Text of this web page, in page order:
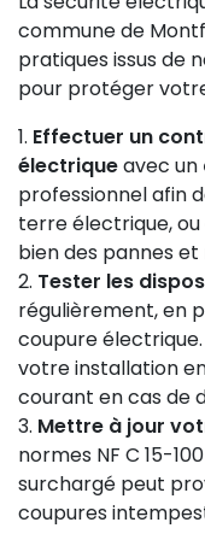
commune de
pratiques issus de
pour protéger
Effectuer un
électriqueavec un
professionnel afin
terre électrique,
bien des pannes et
Tester les
régulièrement, en
coupure
votre installation
courant en cas de
Mettre à jour
normes NF C 15-
surchargé peut
coupures